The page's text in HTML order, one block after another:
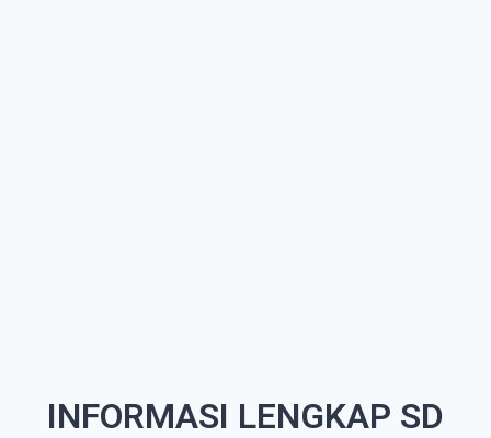
INFORMASI LENGKAP SD